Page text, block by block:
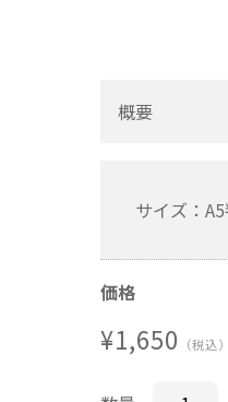
概要
サイズ：A5
価格
¥1,650 （税込）